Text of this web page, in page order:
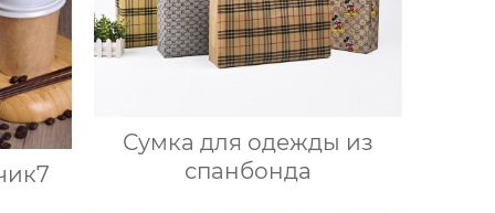
Сумка для одежды из
спанбонда